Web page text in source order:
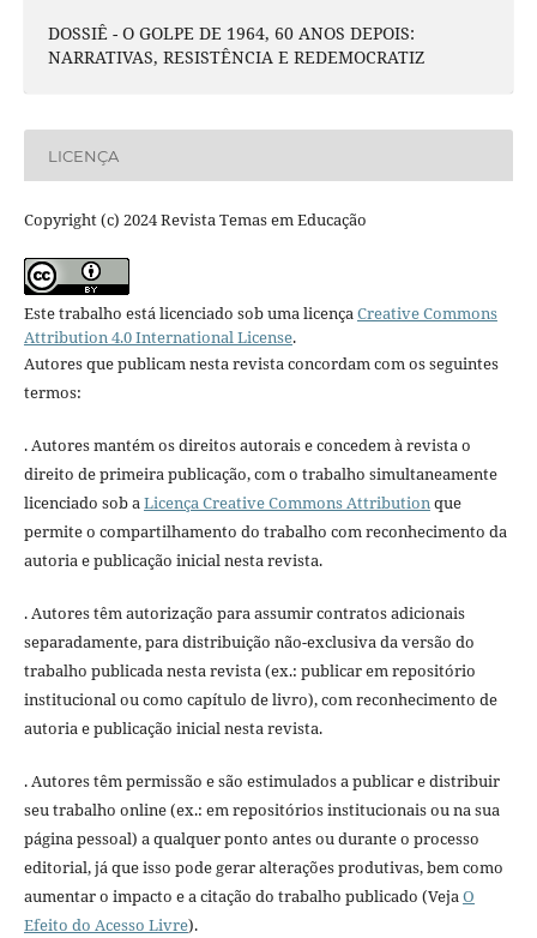
DOSSIÊ - O GOLPE DE 1964, 60 ANOS DEPOIS:
NARRATIVAS, RESISTÊNCIA E REDEMOCRATIZ
LICENÇA
Copyright (c) 2024 Revista Temas em Educação
Este trabalho está licenciado sob uma licençaCreative Commons
Attribution 4.0 International License.
Autores que publicam nesta revista concordam com os seguintes
termos:
. Autores mantém os direitos autorais e concedem à revista o
direito de primeira publicação, com o trabalho simultaneamente
licenciado sob aLicença Creative Commons Attributionque
permite o compartilhamento do trabalho com reconhecimento da
autoria e publicação inicial nesta revista.
. Autores têm autorização para assumir contratos adicionais
separadamente, para distribuição não-exclusiva da versão do
trabalho publicada nesta revista (ex.: publicar em repositório
institucional ou como capítulo de livro), com reconhecimento de
autoria e publicação inicial nesta revista.
. Autores têm permissão e são estimulados a publicar e distribuir
seu trabalho online (ex.: em repositórios institucionais ou na sua
página pessoal) a qualquer ponto antes ou durante o processo
editorial, já que isso pode gerar alterações produtivas, bem como
aumentar o impacto e a citação do trabalho publicado (VejaO
Efeito do Acesso Livre).